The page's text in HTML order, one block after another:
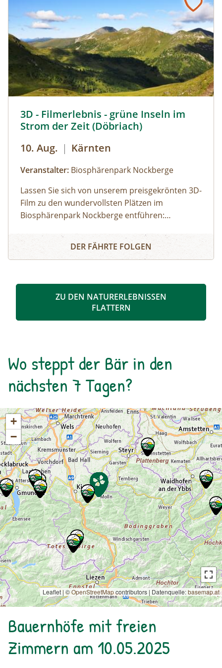
Besucherinnen und Besuchern zugänglich
gemacht und erklärt. So können beispielsweise
Deckungsbau des Tauernfensters und
Gesteinsaufschlüsse nachvollziehbar
veranschaulicht werden. Derzeit kann man auch
die Vernissage „Innenleben“ von Künstler Mag.
art. Michael Alexander Seywald in den Stollen
Detailinformation September 2025
3D - Filmerlebnis - grüne Inseln im
Strom der Zeit (Döbriach)
10. Aug. | Kärnten
Veranstalter: Biosphärenpark Nockberge
Lassen Sie sich von unserem preisgekrönten 3D-
Film zu den wundervollsten Plätzen im
Biosphärenpark Nockberge entführen:
und erfahren Sie mehr über die einmalige Flora!
3D - Filmerlebnis - grüne Inseln im Strom der Zeit
DER FÄHRTE FOLGEN
ZU DEN NATURERLEBNISSEN
FLATTERN
Wo steppt der Bär in den
nächsten 7 Tagen?
+
−
Leaflet | ©OpenStreetMapcontributors | Datenquelle:basemap.at
Bauernhöfe mit freien
Zimmern am 10.05.2025